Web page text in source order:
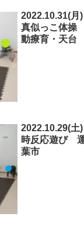
2022.10.31(
真似っこ体操
動療育・天台
2022.10.29(
時反応遊び
葉市